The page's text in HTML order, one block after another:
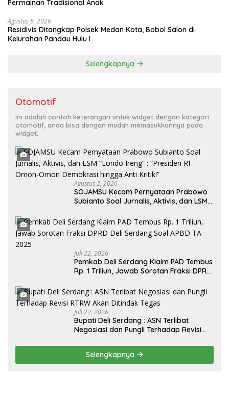
Permainan Tradisional Anak
Agustus 8, 2026
Residivis Ditangkap Polsek Medan Kota, Bobol Salon di
Kelurahan Pandau Hulu I
Selengkapnya
Otomotif
Ini adalah contoh keterangan untuk widget dengan kategori
otomotif, anda bisa dengan mudah memasukkannya pada
widget.
Agustus 2, 2026
SOJAMSU Kecam Pernyataan Prabowo
Subianto Soal Jurnalis, Aktivis, dan LSM
Omon Demokrasi hingga Anti Kritik!”
Juli 22, 2026
Pemkab Deli Serdang Klaim PAD Tembus
Rp. 1 Triliun, Jawab Sorotan Fraksi DPRD
Juli 22, 2026
Bupati Deli Serdang : ASN Terlibat
Negosiasi dan Pungli Terhadap Revisi
Selengkapnya